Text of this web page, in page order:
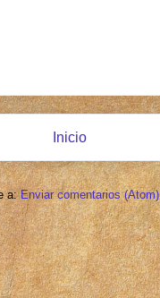
Inicio
a:Enviar comentarios (Atom)